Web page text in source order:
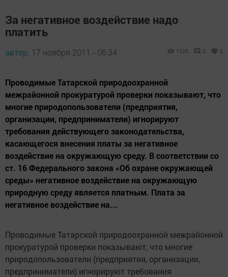
За негативное воздействие надо
платить
автор, 17 ноября 2011 - 06:34 1225 0 0
Проводимые Татарской природоохранной
межрайонной прокуратурой проверки показывают, что
многие природопользователи (предприятия,
организации, предприниматели) игнорируют
требования действующего законодательства,
касающегося внесения платы за негативное
воздействие на окружающую среду. В соответствии со
ст. 16 Федерального закона «Об охране окружающей
среды» негативное воздействие на окружающую
природную среду является платным. Плата за
негативное воздействие на...
Проводимые Татарской природоохранной межрайонной
прокуратурой проверки показывают, что многие
природопользователи (предприятия, организации,
предприниматели) игнорируют требования